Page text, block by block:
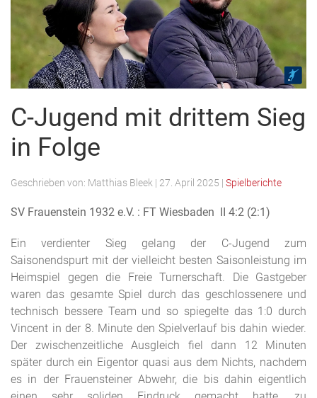
C-Jugend mit drittem Sieg
in Folge
Geschrieben von: Matthias Bleek | 27. April 2025 | Spielberichte
SV Frauenstein 1932 e.V. : FT Wiesbaden II 4:2 (2:1)
Ein verdienter Sieg gelang der C-Jugend zum
Saisonendspurt mit der vielleicht besten Saisonleistung im
Heimspiel gegen die Freie Turnerschaft. Die Gastgeber
waren das gesamte Spiel durch das geschlossenere und
technisch bessere Team und so spiegelte das 1:0 durch
Vincent in der 8. Minute den Spielverlauf bis dahin wieder.
Der zwischenzeitliche Ausgleich fiel dann 12 Minuten
später durch ein Eigentor quasi aus dem Nichts, nachdem
es in der Frauensteiner Abwehr, die bis dahin eigentlich